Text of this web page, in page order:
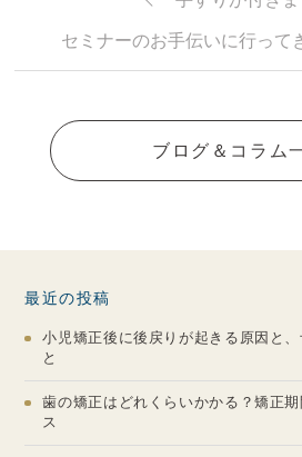
セミナーのお手伝いに行って
ブログ＆コラム
最近の投稿
小児矯正後に後戻りが起きる原因と
と
歯の矯正はどれくらいかかる？矯正
ス